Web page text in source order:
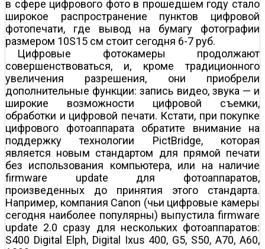
в сфере цифрового фото в прошедшем году стало
широкое распространение пунктов цифровой
фотопечати, где вывод на бумагу фотографии
размером 10Ѕ15 см стоит сегодня 6-7 руб.
Цифровые фотокамеры продолжают
совершенствоваться, и, кроме традиционного
увеличения разрешения, они приобрели
дополнительные функции: запись видео, звука — и
широкие возможности цифровой съемки,
обработки и цифровой печати. Кстати, при покупке
цифрового фотоаппарата обратите внимание на
поддержку технологии PictBridge, которая
является новым стандартом для прямой печати
без использования компьютера, или на наличие
firmware update для фотоаппаратов,
произведенных до принятия этого стандарта.
Например, компания Canon (чьи цифровые камеры
сегодня наиболее популярны) выпустила firmware
update 2.0 сразу для нескольких фотоаппаратов:
S400 Digital Elph, Digital Ixus 400, G5, S50, A70, A60,